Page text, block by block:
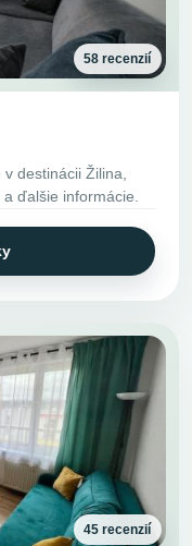
58 recenzií
destinácii Žilina,
ďalšie informácie.
45 recenzií